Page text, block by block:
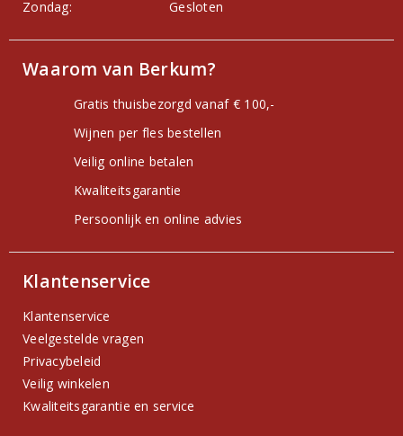
Zondag:
Gesloten
Waarom van Berkum?
Gratis thuisbezorgd vanaf € 100,-
Wijnen per fles bestellen
Veilig online betalen
Kwaliteitsgarantie
Persoonlijk en online advies
Klantenservice
Klantenservice
Veelgestelde vragen
Privacybeleid
Veilig winkelen
Kwaliteitsgarantie en service